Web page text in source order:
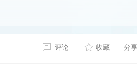
评论 收藏 分